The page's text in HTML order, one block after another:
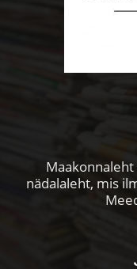
Maakonnaleht
nädalaleht, mis